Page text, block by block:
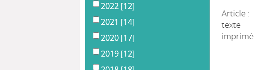
Article :
texte
imprimé
2022 [12]
2021 [14]
2020 [17]
2019 [12]